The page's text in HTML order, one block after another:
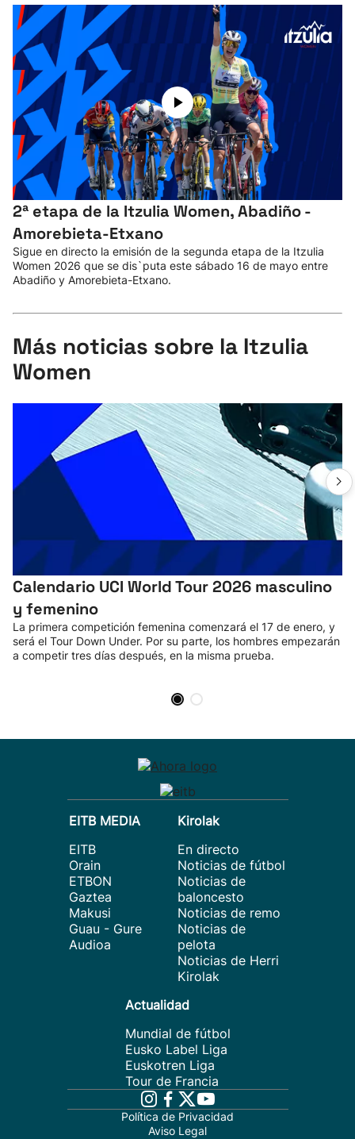
2ª etapa de la Itzulia Women, Abadiño -
Amorebieta-Etxano
Sigue en directo la emisión de la segunda etapa de la Itzulia
Women 2026 que se dis`puta este sábado 16 de mayo entre
Abadiño y Amorebieta-Etxano.
Más noticias sobre la Itzulia
Women
Calendario UCI World Tour 2026 masculino
y femenino
La primera competición femenina comenzará el 17 de enero, y
será el Tour Down Under. Por su parte, los hombres empezarán
a competir tres días después, en la misma prueba.
EITB MEDIA
EITB
Orain
ETBON
Gaztea
Makusi
Guau - Gure
Audioa
Kirolak
En directo
Noticias de fútbol
Noticias de
baloncesto
Noticias de remo
Noticias de
pelota
Noticias de Herri
Kirolak
Actualidad
Mundial de fútbol
Eusko Label Liga
Euskotren Liga
Tour de Francia
Política de Privacidad
Aviso Legal